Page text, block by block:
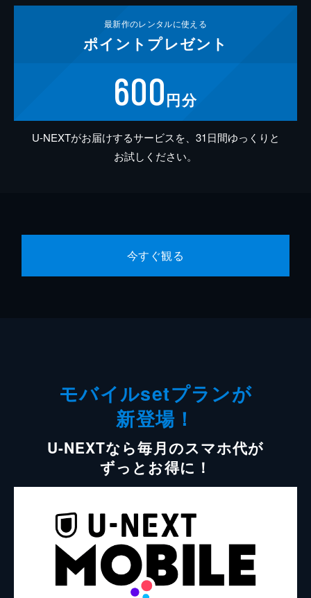
最新作のレンタルに使える
ポイント プレゼント
600円分
U-NEXTがお届けするサービスを、31日間ゆっくりと
お試しください。
今すぐ観る
モバイルsetプランが
新登場！
U-NEXTなら毎月のスマホ代が
ずっとお得に！